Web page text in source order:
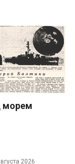
морем
2026